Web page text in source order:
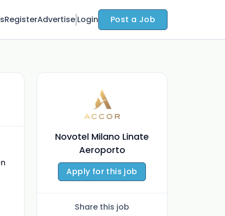
RegisterAdvertise Login Post a Job
Novotel Milano Linate
Aeroporto
Apply for this job
Share this job